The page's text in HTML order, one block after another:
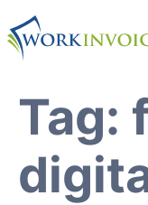
Tag: